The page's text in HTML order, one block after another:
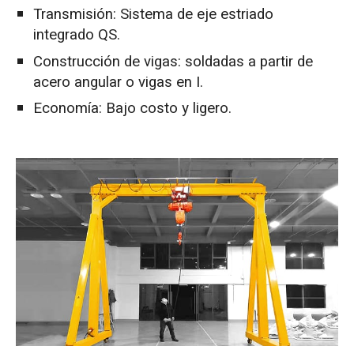
Transmisión: Sistema de eje estriado
integrado QS.
Construcción de vigas: soldadas a partir de
acero angular o vigas en I.
Economía: Bajo costo y ligero.